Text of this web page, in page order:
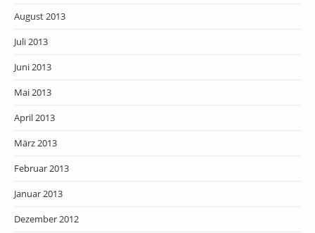
August 2013
Juli 2013
Juni 2013
Mai 2013
April 2013
März 2013
Februar 2013
Januar 2013
Dezember 2012